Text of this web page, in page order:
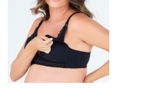
Adicionar
aos
meus
desejos